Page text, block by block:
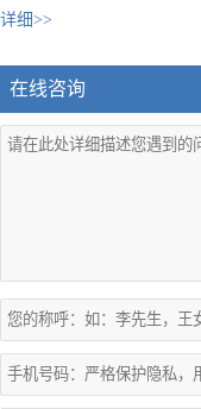
详细>>
在线咨询